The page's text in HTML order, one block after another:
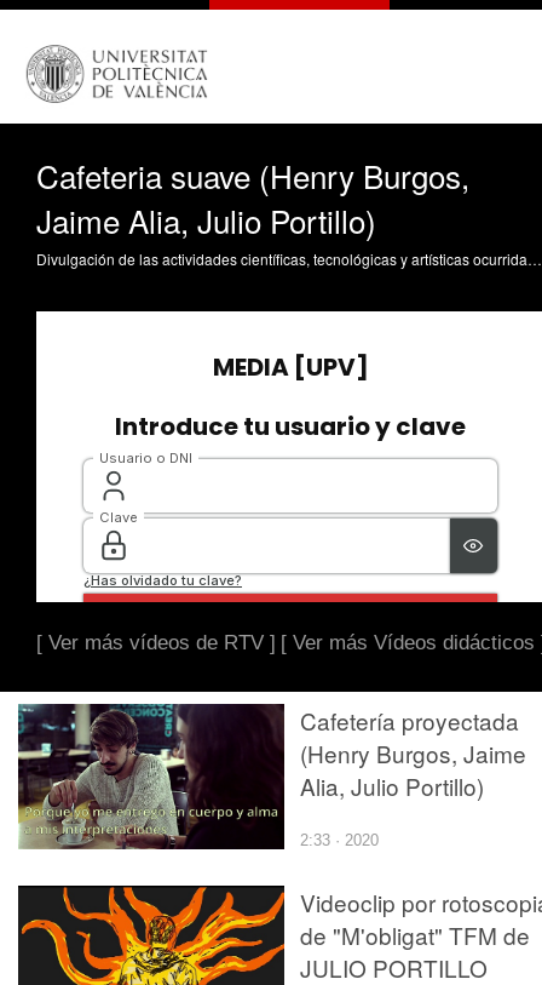
Cafeteria suave (Henry Burgos,
Jaime Alia, Julio Portillo)
Divulgación de las actividades científicas, tecnológicas y artísticas ocurridas en los tres campus de la UPV
[ Ver más vídeos de RTV ] [ Ver más Vídeos didácticos
Cafetería proyectada
(Henry Burgos, Jaime
Alia, Julio Portillo)
2:33 · 2020
Videoclip por
de "M'obligat" TFM de
JULIO PORTILLO